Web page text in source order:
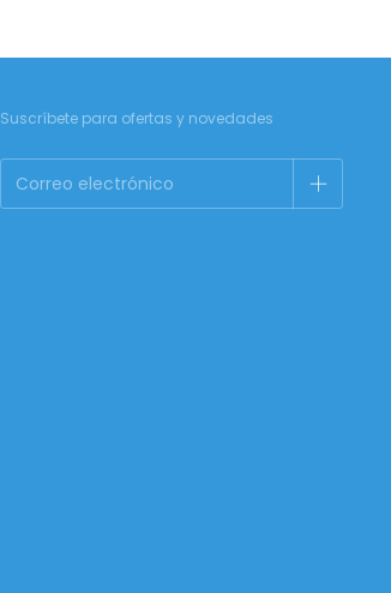
Suscríbete para ofertas y novedades